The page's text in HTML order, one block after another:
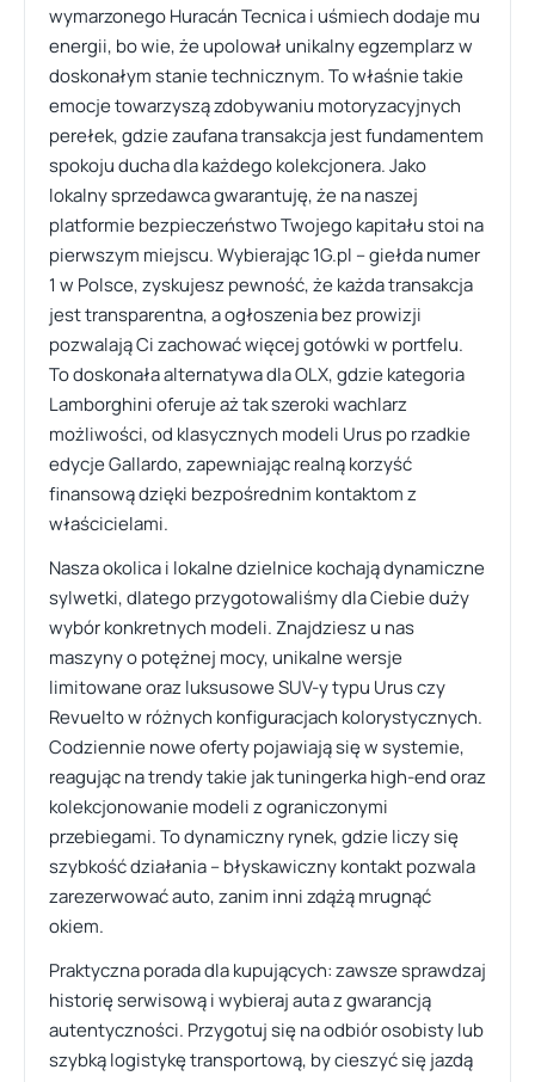
wymarzonego Huracán Tecnica i uśmiech dodaje mu
energii, bo wie, że upolował unikalny egzemplarz w
doskonałym stanie technicznym. To właśnie takie
emocje towarzyszą zdobywaniu motoryzacyjnych
perełek, gdzie zaufana transakcja jest fundamentem
spokoju ducha dla każdego kolekcjonera. Jako
lokalny sprzedawca gwarantuję, że na naszej
platformie bezpieczeństwo Twojego kapitału stoi na
pierwszym miejscu. Wybierając 1G.pl – giełda numer
1 w Polsce, zyskujesz pewność, że każda transakcja
jest transparentna, a ogłoszenia bez prowizji
pozwalają Ci zachować więcej gotówki w portfelu.
To doskonała alternatywa dla OLX, gdzie kategoria
Lamborghini oferuje aż tak szeroki wachlarz
możliwości, od klasycznych modeli Urus po rzadkie
edycje Gallardo, zapewniając realną korzyść
finansową dzięki bezpośrednim kontaktom z
właścicielami.
Nasza okolica i lokalne dzielnice kochają dynamiczne
sylwetki, dlatego przygotowaliśmy dla Ciebie duży
wybór konkretnych modeli. Znajdziesz u nas
maszyny o potężnej mocy, unikalne wersje
limitowane oraz luksusowe SUV-y typu Urus czy
Revuelto w różnych konfiguracjach kolorystycznych.
Codziennie nowe oferty pojawiają się w systemie,
reagując na trendy takie jak tuningerka high-end oraz
kolekcjonowanie modeli z ograniczonymi
przebiegami. To dynamiczny rynek, gdzie liczy się
szybkość działania – błyskawiczny kontakt pozwala
zarezerwować auto, zanim inni zdążą mrugnąć
okiem.
Praktyczna porada dla kupujących: zawsze sprawdzaj
historię serwisową i wybieraj auta z gwarancją
autentyczności. Przygotuj się na odbiór osobisty lub
szybką logistykę transportową, by cieszyć się jazdą